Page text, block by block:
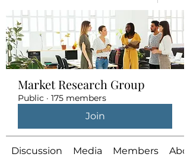
Market Research Group
Public · 175 members
Join
Discussion Media Members